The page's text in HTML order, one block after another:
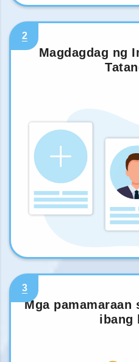
2
Magdagdag ng
3
Mga pamamaraan
ibang